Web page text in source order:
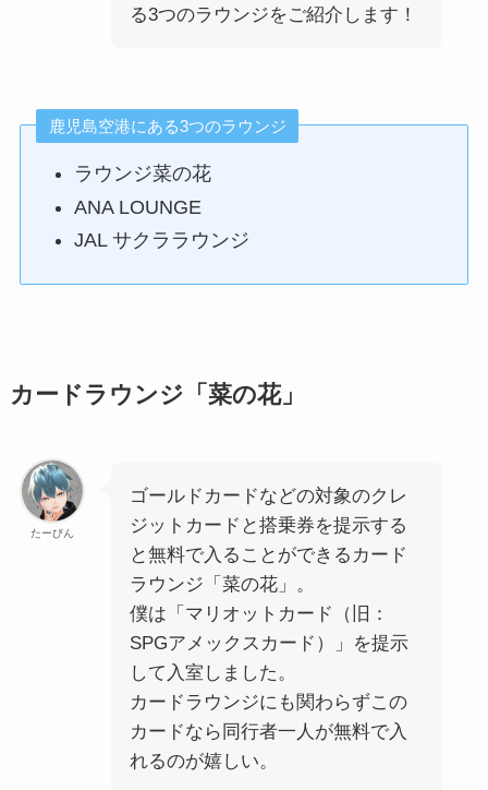
る3つのラウンジをご紹介します！
鹿児島空港にある3つのラウンジ
ラウンジ菜の花
ANA LOUNGE
JAL サクララウンジ
カードラウンジ「菜の花」
たーびん
ゴールドカードなどの対象のクレ
ジットカードと搭乗券を提示する
と無料で入ることができるカード
ラウンジ「菜の花」。
僕は「マリオットカード（旧：
SPGアメックスカード）」を提示
して入室しました。
カードラウンジにも関わらずこの
カードなら同行者一人が無料で入
れるのが嬉しい。